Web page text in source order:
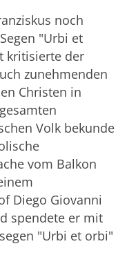
noch
"Urbi et
kritisierte der
zunehmenden
Christen in
Volk bekunde
vom Balkon
Diego Giovanni
spendete er mit
"Urbi et orbi"